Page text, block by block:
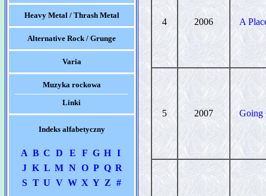
Heavy Metal / Thrash Metal
Alternative Rock / Grunge
Varia
Muzyka rockowa
Linki
Indeks alfabetyczny
A B C D E F G H I
J K L M N O P Q R
S T U V W X Y Z #
4 2006 A
5 2007 Going